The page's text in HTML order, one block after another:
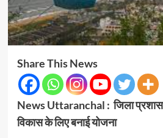
Share This News
News Uttaranchal :जिला
विकास के लिए बनाई योजना